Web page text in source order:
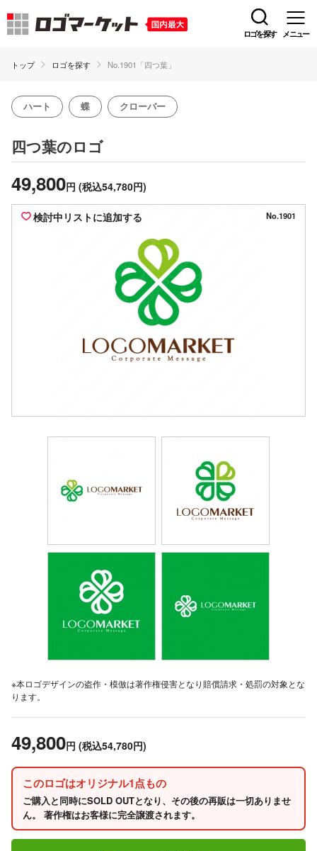
ロゴを探す メニュー
トップ ロゴを探す No.1901「四つ葉」
ハート 蝶 クローバー
四つ葉のロゴ
49,800円 (税込54,780円)
検討中リストに追加する No.1901
※本ロゴデザインの盗作・模倣は著作権侵害となり賠償請求・処罰の対象とな
ります。
49,800円 (税込54,780円)
このロゴはオリジナル1点もの
ご購入と同時にSOLD OUTとなり、その後の再販は一切ありませ
ん。 著作権はお客様に完全譲渡されます。